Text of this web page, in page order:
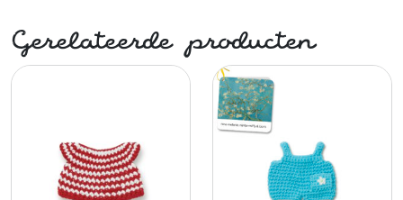
f
o
Gerelateerde producten